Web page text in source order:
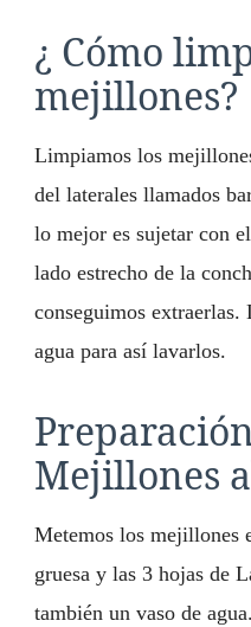
¿ Cómo
mejillones?
Limpiamos los
del laterales llamados
lo mejor es sujetar con
lado estrecho de la
conseguimos extraerlas.
agua para así lavarlos.
Mejillones
Metemos los mejillones
gruesa y las 3 hojas de
también un vaso de agua.